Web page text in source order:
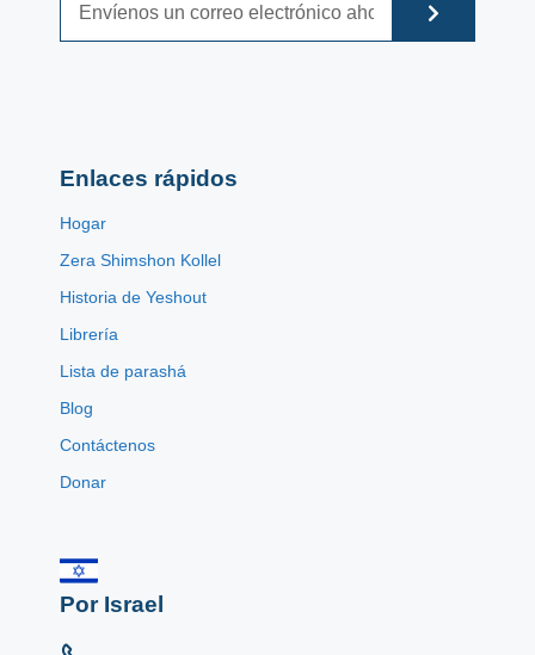
Enlaces rápidos
Hogar
Zera Shimshon Kollel
Historia de Yeshout
Librería
Lista de parashá
Blog
Contáctenos
Donar
Por Israel